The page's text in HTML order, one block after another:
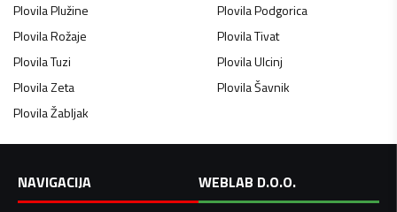
PlovilaPlužine PlovilaPodgorica
PlovilaRožaje PlovilaTivat
PlovilaTuzi PlovilaUlcinj
PlovilaZeta PlovilaŠavnik
PlovilaŽabljak
NAVIGACIJA
WEBLAB D.O.O.